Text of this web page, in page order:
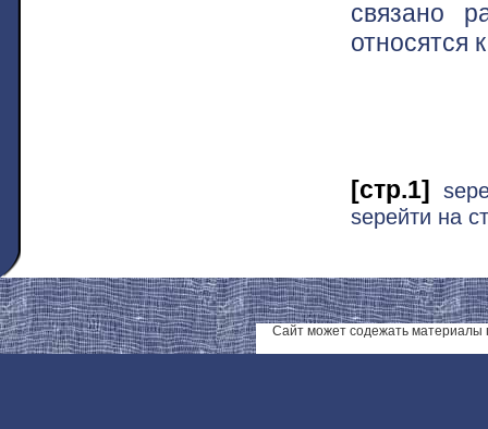
связано
относятся
[стр.1]
ѕерейти на
Сайт может содежать материалы